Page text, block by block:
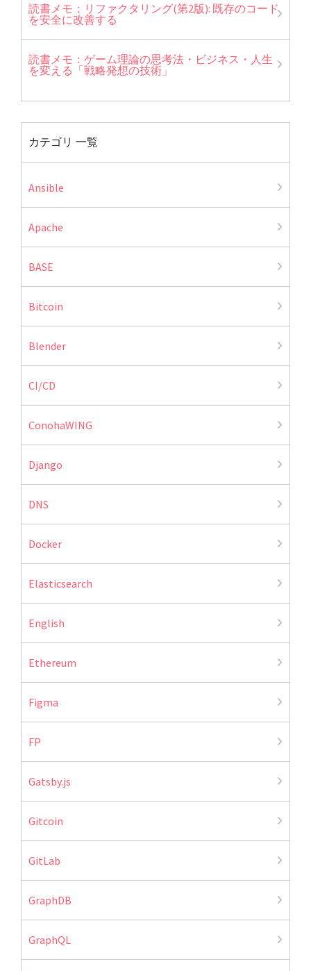
読書メモ：リファクタリング(第2版): 既存のコード
を安全に改善する
読書メモ：ゲーム理論の思考法・ビジネス・人生
を変える「戦略発想の技術」
カテゴリ 一覧
Ansible
Apache
BASE
Bitcoin
Blender
CI/CD
ConohaWING
Django
DNS
Docker
Elasticsearch
English
Ethereum
Figma
FP
Gatsby.js
Gitcoin
GitLab
GraphDB
GraphQL